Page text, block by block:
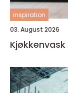
inspiration
03. August 2026